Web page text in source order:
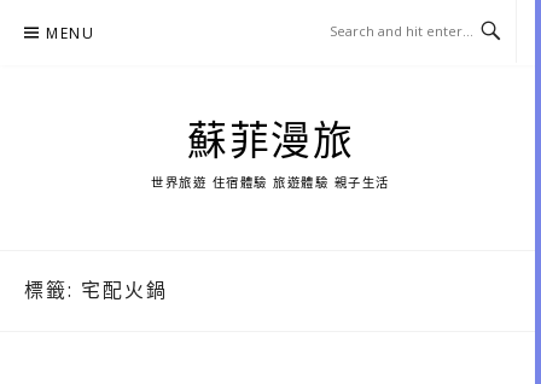
MENU
蘇菲漫旅
世界旅遊 住宿體驗 旅遊體驗 親子生活
標籤: 宅配火鍋